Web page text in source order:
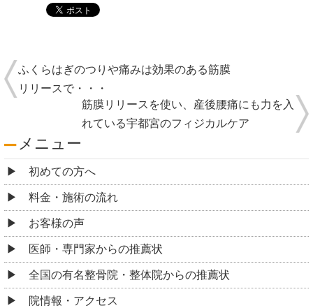
ふくらはぎのつりや痛みは効果のある筋膜
リリースで・・・
筋膜リリースを使い、産後腰痛にも力を入
れている宇都宮のフィジカルケア
メニュー
初めての方へ
料金・施術の流れ
お客様の声
医師・専門家からの推薦状
全国の有名整骨院・整体院からの推薦状
院情報・アクセス